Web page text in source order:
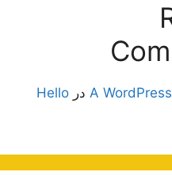
A در Hello